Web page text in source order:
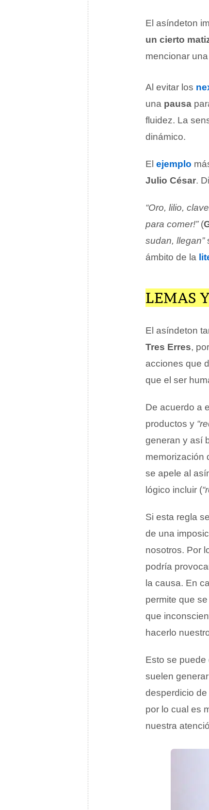
El asíndeton
un cierto
mencionar
Al evitar los
una pausa
fluidez. La
dinámico.
El ejemplo
Julio César.
“Oro, lilio,
para comer!”(
sudan, llegan”
ámbito de la
LEMAS
El asíndeton
Tres Erres,
acciones que
que el ser
De acuerdo a
productos y
generan y así
memorización
se apele al
lógico incluir (
Si esta regla
de una
nosotros. Por
podría
la causa. En
permite que
que
hacerlo
Esto se puede
suelen
desperdicio
por lo cual es
nuestra